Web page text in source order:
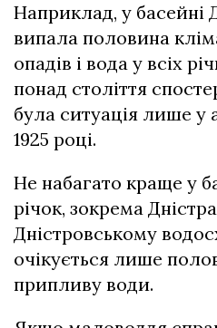
Наприклад, у басейні
випала половина
опадів і вода у всіх
понад століття
була ситуація лише
1925 році.
Не набагато краще у
річок, зокрема
Дністровському
очікується лише
припливу води.